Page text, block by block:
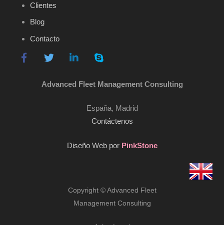
Clientes
Blog
Contacto
Advanced Fleet Management Consulting
España, Madrid
Contáctenos
Diseño Web por PinkStone
Copyright © Advanced Fleet
Management Consulting